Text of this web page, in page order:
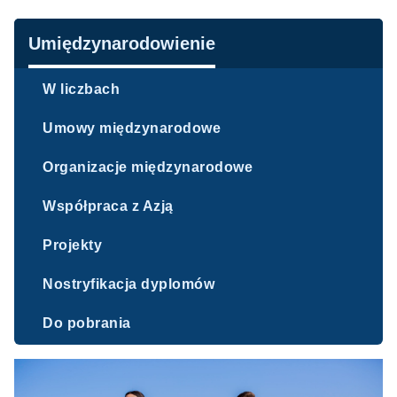
Nawigacja
Umiędzynarodowienie
W liczbach
Umowy międzynarodowe
Organizacje międzynarodowe
Współpraca z Azją
Projekty
Nostryfikacja dyplomów
Do pobrania